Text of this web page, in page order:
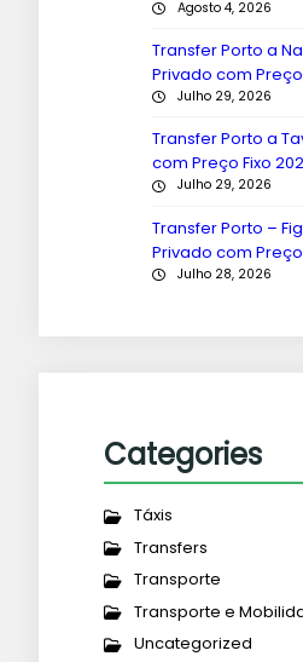
Agosto 4, 2026
Transfer Porto a
Privado com Preço
Julho 29, 2026
Transfer Porto a
com Preço Fixo
Julho 29, 2026
Transfer Porto –
Privado com Preço
Julho 28, 2026
Categories
Táxis
Transfers
Transporte
Transporte e
Uncategorized